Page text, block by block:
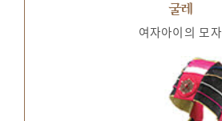
굴레
여자아이의 모자